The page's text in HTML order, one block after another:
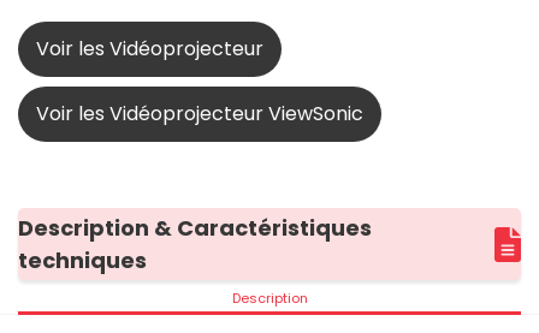
Voir les Vidéoprojecteur
Voir les Vidéoprojecteur ViewSonic
Description & Caractéristiques
techniques
Description